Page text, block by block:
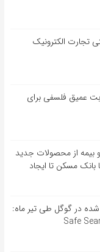
تجارت الکترونیک
عمیق فلسفی برای
بیمه از محصولات جدید
مسکن تا ایجاد
در گوگل طی تیر ماه: